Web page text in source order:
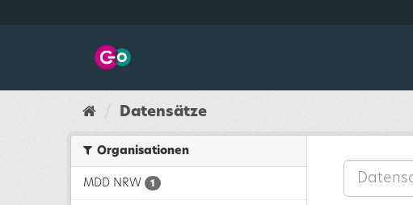
Datensätze
Organisationen
MDD NRW 1